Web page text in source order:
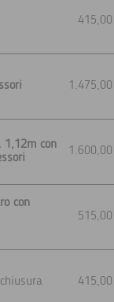
1,12m con
con